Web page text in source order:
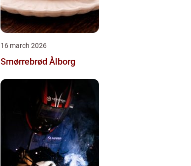
16 march 2026
Smørrebrød Ålborg